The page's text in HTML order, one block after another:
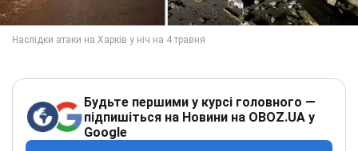
Будьте першими у курсі головного —
підпишіться на Новини на OBOZ.UA у
Google